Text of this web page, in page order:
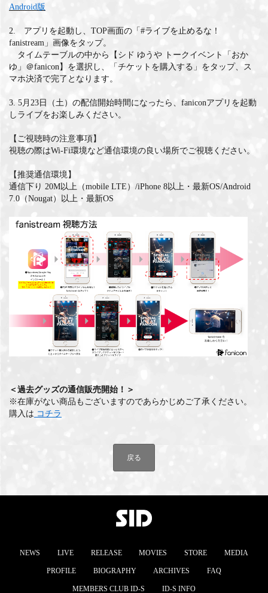
Android版
2. アプリを起動し、TOP画面の「#ライブを止めるな！
fanistream」画像をタップ。
タイムテーブルの中から【シド ゆうや トークイベント「おか
ゆ」＠fanicon】を選択し、「チケットを購入する」をタップ、ス
マホ決済で完了となります。
3. 5月23日（土）の配信開始時間になったら、faniconアプリを起動
しライブをお楽しみください。
【ご視聴時の注意事項】
視聴の際はWi-Fi環境など通信環境の良い場所でご視聴ください。
【推奨通信環境】
通信下り 20M以上（mobile LTE）/iPhone 8以上・最新OS/Android
7.0（Nougat）以上・最新OS
＜過去グッズの通信販売開始！＞
※在庫がない商品もございますのであらかじめご了承ください。
購入は コチラ
戻る
NEWS LIVE RELEASE MOVIES STORE MEDIA
PROFILE BIOGRAPHY ARCHIVES FAQ
MEMBERS CLUB ID-S ID-S INFO